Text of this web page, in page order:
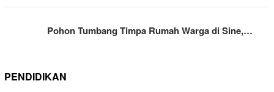
Pohon Tumbang Timpa Rumah Warga di Sine,…
PENDIDIKAN